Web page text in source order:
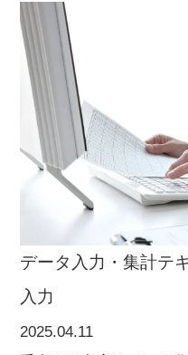
データ入力・集計テ
入力
2025.04.11